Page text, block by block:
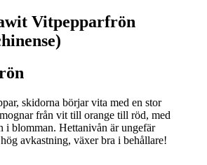
Vitpepparfrön
skidorna börjar vita med en stor
från vit till orange till röd, med
i blomman. Hettanivån är ungefär
avkastning, växer bra i behållare!